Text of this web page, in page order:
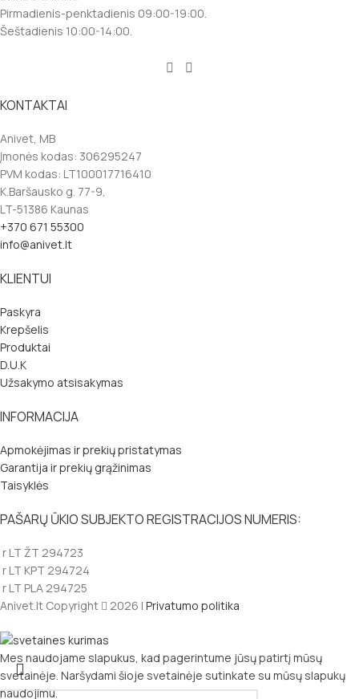
Pirmadienis-penktadienis 09:00-19:00.
Šeštadienis 10:00-14:00.
KONTAKTAI
Anivet, MB
Įmonės kodas: 306295247
PVM kodas: LT100017716410
K.Baršausko g. 77-9,
LT-51386 Kaunas
+370 671 55300
info@anivet.lt
KLIENTUI
Paskyra
Krepšelis
Produktai
D.U.K
Užsakymo atsisakymas
INFORMACIJA
Apmokėjimas ir prekių pristatymas
Garantija ir prekių grąžinimas
Taisyklės
PAŠARŲ ŪKIO SUBJEKTO REGISTRACIJOS NUMERIS:
r LT ŽT 294723
r LT KPT 294724
r LT PLA 294725
Anivet.lt Copyright
2026 | Privatumo politika
Mes naudojame slapukus, kad pagerintume jūsų patirtį mūsų
svetainėje. Naršydami šioje svetainėje sutinkate su mūsų slapukų
naudojimu.